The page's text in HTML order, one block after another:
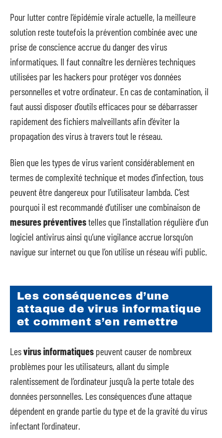
Pour lutter contre l’épidémie virale actuelle, la meilleure
solution reste toutefois la prévention combinée avec une
prise de conscience accrue du danger des virus
informatiques. Il faut connaître les dernières techniques
utilisées par les hackers pour protéger vos données
personnelles et votre ordinateur. En cas de contamination, il
faut aussi disposer d’outils efficaces pour se débarrasser
rapidement des fichiers malveillants afin d’éviter la
propagation des virus à travers tout le réseau.
Bien que les types de virus varient considérablement en
termes de complexité technique et modes d’infection, tous
peuvent être dangereux pour l’utilisateur lambda. C’est
pourquoi il est recommandé d’utiliser une combinaison de
mesures préventivestelles que l’installation régulière d’un
logiciel antivirus ainsi qu’une vigilance accrue lorsqu’on
navigue sur internet ou que l’on utilise un réseau wifi public.
Les conséquences d’une
attaque de virus informatique
et comment s’en remettre
Lesvirus informatiques peuvent causer de nombreux
problèmes pour les utilisateurs, allant du simple
ralentissement de l’ordinateur jusqu’à la perte totale des
données personnelles. Les conséquences d’une attaque
dépendent en grande partie du type et de la gravité du virus
infectant l’ordinateur.